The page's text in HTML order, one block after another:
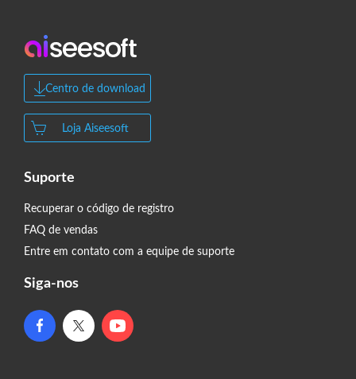
Centro de download
Loja Aiseesoft
Suporte
Recuperar o código de registro
FAQ de vendas
Entre em contato com a equipe de suporte
Siga-nos